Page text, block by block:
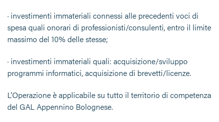
· investimenti immateriali connessi alle precedenti voci di
spesa quali onorari di professionisti/consulenti, entro il limite
massimo del 10% delle stesse;
· investimenti immateriali quali: acquisizione/sviluppo
programmi informatici, acquisizione di brevetti/licenze.
L’Operazione è applicabile su tutto il territorio di competenza
del GAL Appennino Bolognese.